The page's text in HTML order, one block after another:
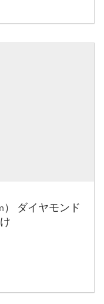
） ダイヤモンド